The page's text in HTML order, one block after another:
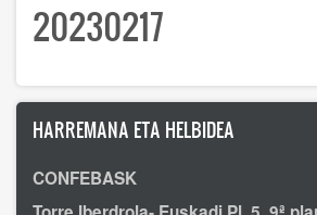
20230217
HARREMANA ETA HELBIDEA
CONFEBASK